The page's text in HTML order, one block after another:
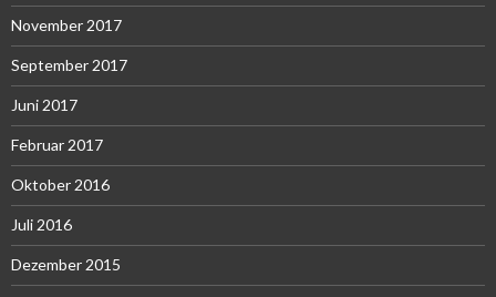
November 2017
September 2017
Juni 2017
Februar 2017
Oktober 2016
Juli 2016
Dezember 2015